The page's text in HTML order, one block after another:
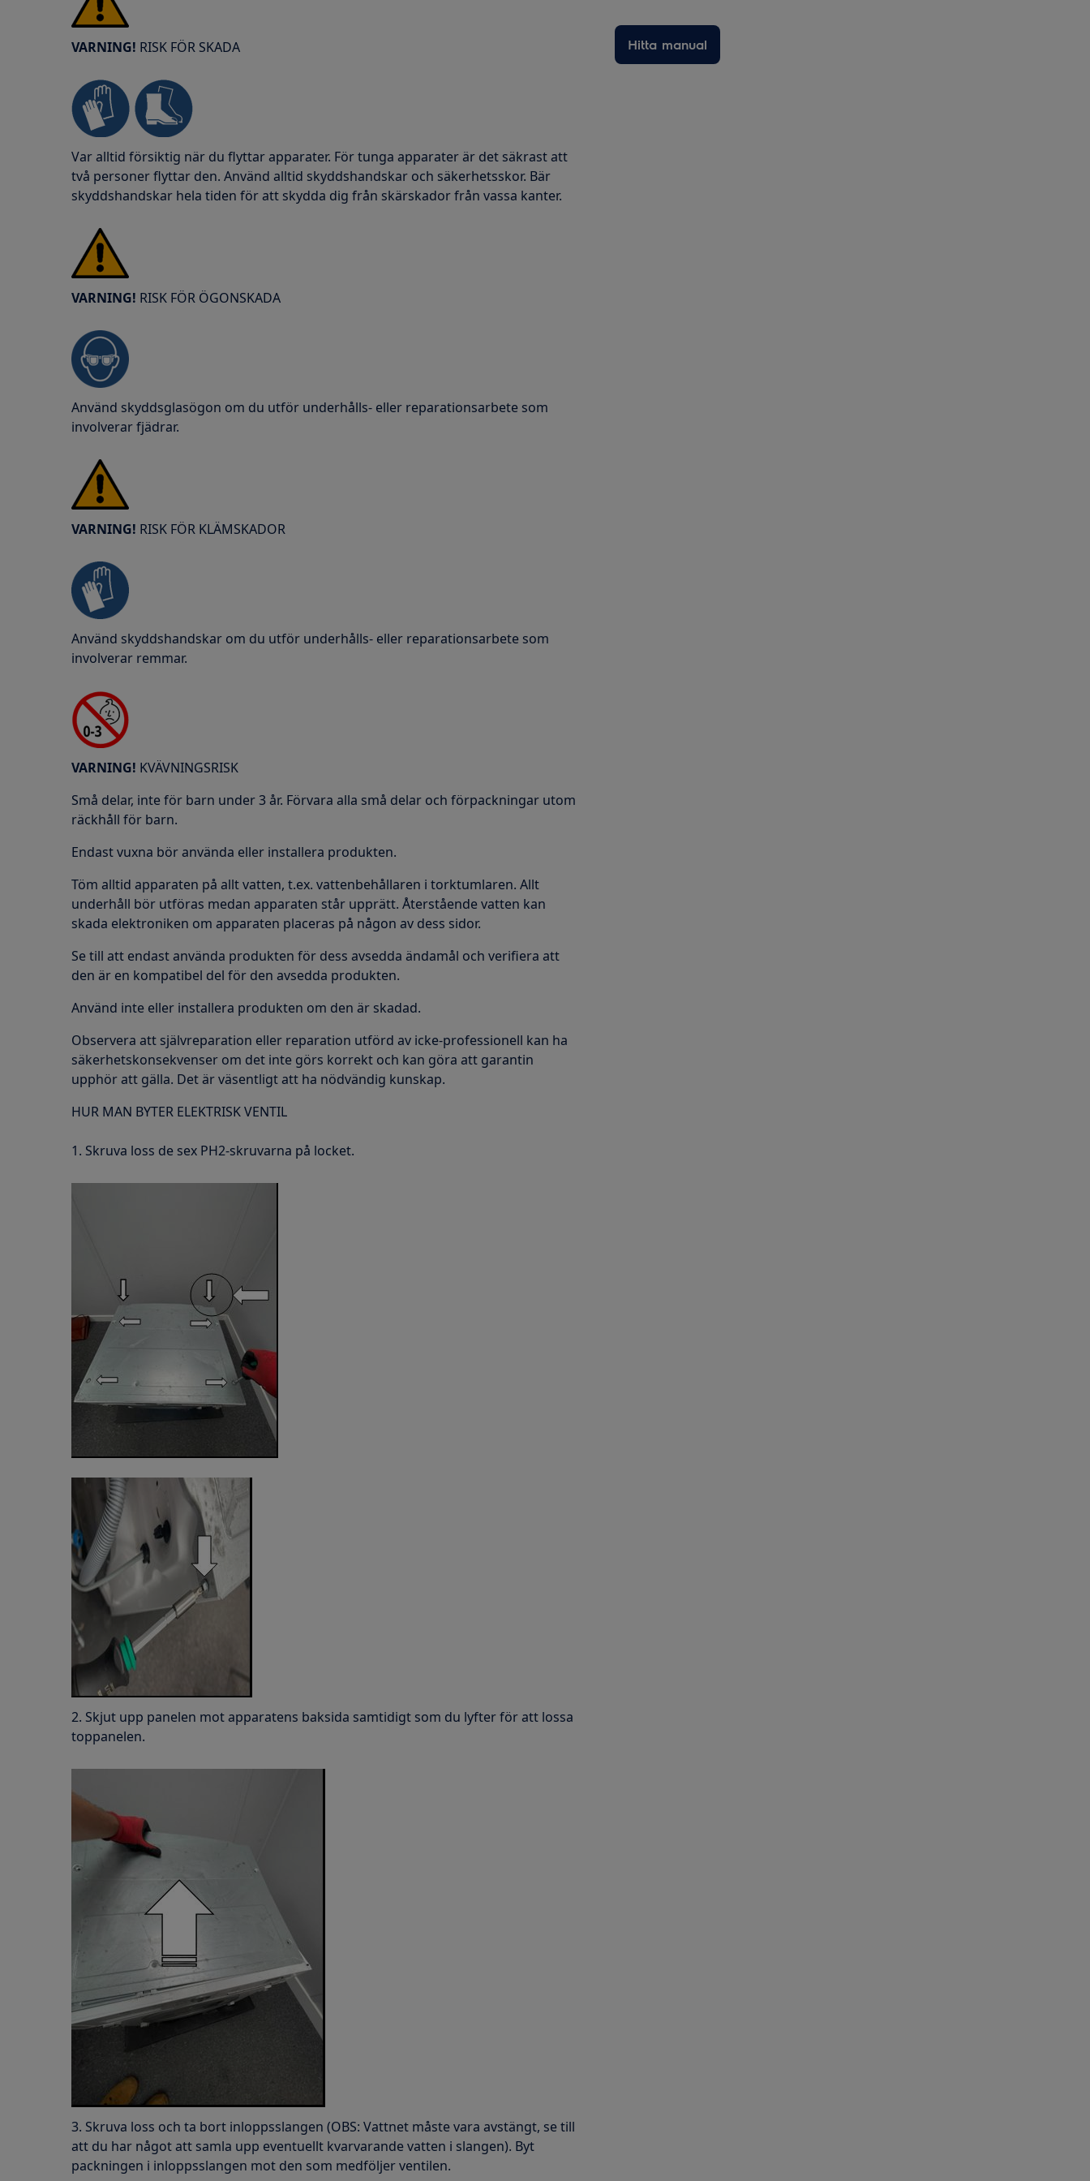
VARNING! RISK FÖR SKADA
Var alltid försiktig när du flyttar apparater. För tunga apparater är det säkrast att
två personer flyttar den. Använd alltid skyddshandskar och säkerhetsskor. Bär
skyddshandskar hela tiden för att skydda dig från skärskador från vassa kanter.
VARNING! RISK FÖR ÖGONSKADA
Använd skyddsglasögon om du utför underhålls- eller reparationsarbete som
involverar fjädrar.
VARNING! RISK FÖR KLÄMSKADOR
Använd skyddshandskar om du utför underhålls- eller reparationsarbete som
involverar remmar.
VARNING! KVÄVNINGSRISK
Små delar, inte för barn under 3 år. Förvara alla små delar och förpackningar utom
räckhåll för barn.
Endast vuxna bör använda eller installera produkten.
Töm alltid apparaten på allt vatten, t.ex. vattenbehållaren i torktumlaren. Allt
underhåll bör utföras medan apparaten står upprätt. Återstående vatten kan
skada elektroniken om apparaten placeras på någon av dess sidor.
Se till att endast använda produkten för dess avsedda ändamål och verifiera att
den är en kompatibel del för den avsedda produkten.
Använd inte eller installera produkten om den är skadad.
Observera att självreparation eller reparation utförd av icke-professionell kan ha
säkerhetskonsekvenser om det inte görs korrekt och kan göra att garantin
upphör att gälla. Det är väsentligt att ha nödvändig kunskap.
HUR MAN BYTER ELEKTRISK VENTIL
1. Skruva loss de sex PH2-skruvarna på locket.
2. Skjut upp panelen mot apparatens baksida samtidigt som du lyfter för att lossa
toppanelen.
3. Skruva loss och ta bort inloppsslangen (OBS: Vattnet måste vara avstängt, se till
att du har något att samla upp eventuellt kvarvarande vatten i slangen). Byt
packningen i inloppsslangen mot den som medföljer ventilen.
Hitta manual